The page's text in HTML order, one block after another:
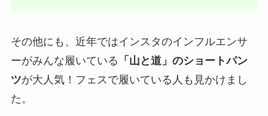
その他にも、近年ではインスタのインフルエンサ
ーがみんな履いている 「山と道」のショートパン
ツが大人気！フェスで履いている人も見かけまし
た。